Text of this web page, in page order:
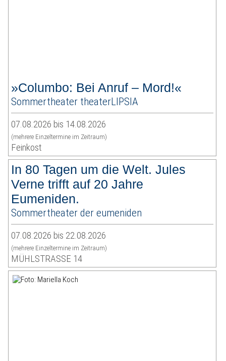
»Columbo: Bei Anruf – Mord!«
Sommertheater theaterLIPSIA
07.08.2026 bis 14.08.2026
(mehrere Einzeltermine im Zeitraum)
Feinkost
In 80 Tagen um die Welt. Jules
Verne trifft auf 20 Jahre
Eumeniden.
Sommertheater der eumeniden
07.08.2026 bis 22.08.2026
(mehrere Einzeltermine im Zeitraum)
MÜHLSTRASSE 14